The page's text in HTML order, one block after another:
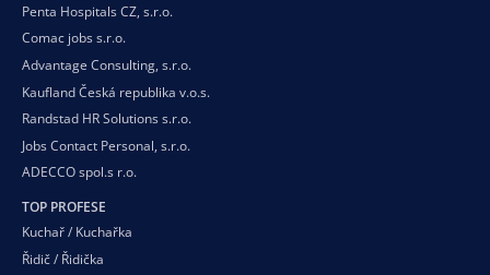
Penta Hospitals CZ, s.r.o.
Comac jobs s.r.o.
Advantage Consulting, s.r.o.
Kaufland Česká republika v.o.s.
Randstad HR Solutions s.r.o.
Jobs Contact Personal, s.r.o.
ADECCO spol.s r.o.
TOP PROFESE
Kuchař / Kuchařka
Řidič / Řidička